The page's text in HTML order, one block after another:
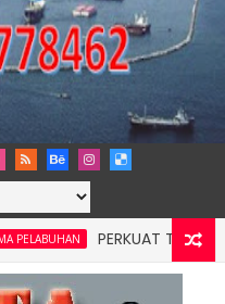
PERKUAT TATA KELOLA
Keluhan dan Kebutuhan